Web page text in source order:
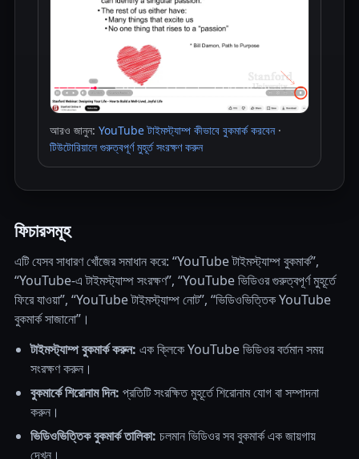
আরও জানুন: YouTube টাইমস্ট্যাম্প কীভাবে বুকমার্ক করবেন·
টিউটোরিয়ালে গুরুত্বপূর্ণ মুহূর্ত সংরক্ষণ করুন
ফিচারসমূহ
এটি যেসব সাধারণ খোঁজের সমাধান করে: “YouTube টাইমস্ট্যাম্প বুকমার্ক”,
“YouTube-এ টাইমস্ট্যাম্প সংরক্ষণ”, “YouTube ভিডিওর গুরুত্বপূর্ণ মুহূর্তে
ফিরে যাওয়া”, “YouTube টাইমস্ট্যাম্প নোট”, “ভিডিওভিত্তিক YouTube
বুকমার্ক সাজানো”।
টাইমস্ট্যাম্প বুকমার্ক করুন: এক ক্লিকে YouTube ভিডিওর বর্তমান সময়
সংরক্ষণ করুন।
বুকমার্কে শিরোনাম দিন: প্রতিটি সংরক্ষিত মুহূর্তে শিরোনাম যোগ বা সম্পাদনা
করুন।
ভিডিওভিত্তিক বুকমার্ক তালিকা: চলমান ভিডিওর সব বুকমার্ক এক জায়গায়
দেখুন।